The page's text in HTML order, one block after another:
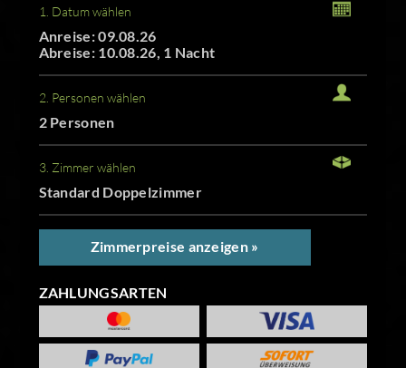
1. Datum wählen
Anreise: 09.08.26
Abreise: 10.08.26, 1 Nacht
2. Personen wählen
2 Personen
3. Zimmer wählen
Standard Doppelzimmer
Zimmerpreise anzeigen »
ZAHLUNGSARTEN